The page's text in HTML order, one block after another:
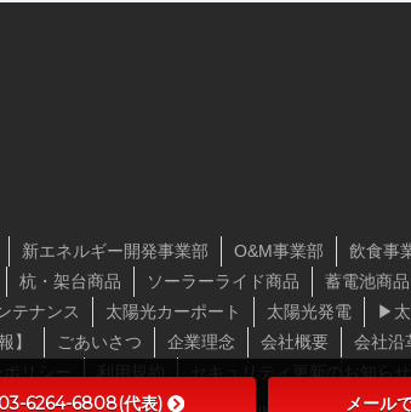
新エネルギー開発事業部 O&M事業部 飲食事
杭・架台商品 ソーラーライド商品 蓄電池商品
テナンス 太陽光カーポート 太陽光発電 ▶太
】 ごあいさつ 企業理念 会社概要 会社沿
6264-6808(代表) メール